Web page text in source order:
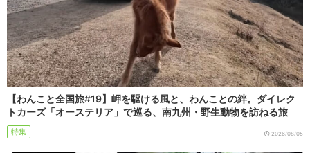
【わんこと全国旅#19】岬を駆ける風と、わんことの絆。ダイレク
トカーズ「オーステリア」で巡る、南九州・野生動物を訪ねる旅
特集 2026/08/05